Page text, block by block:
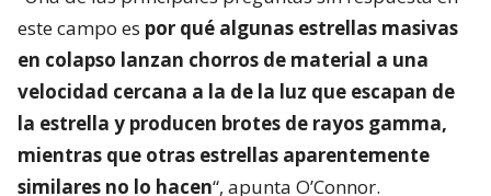
este campo es por qué algunas estrellas masivas
en colapso lanzan chorros de material a una
velocidad cercana a la de la luz que escapan de
la estrella y producen brotes de rayos gamma,
mientras que otras estrellas aparentemente
similares no lo hacen“, apunta O’Connor.